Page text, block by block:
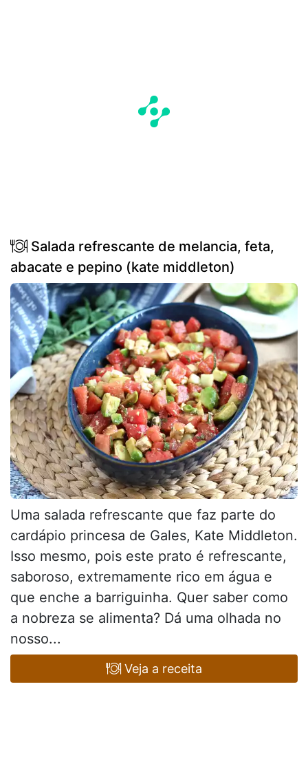
Salada refrescante de melancia, feta,
abacate e pepino (kate middleton)
Uma salada refrescante que faz parte do
cardápio princesa de Gales, Kate Middleton.
Isso mesmo, pois este prato é refrescante,
saboroso, extremamente rico em água e
que enche a barriguinha. Quer saber como
a nobreza se alimenta? Dá uma olhada no
nosso...
Veja a receita